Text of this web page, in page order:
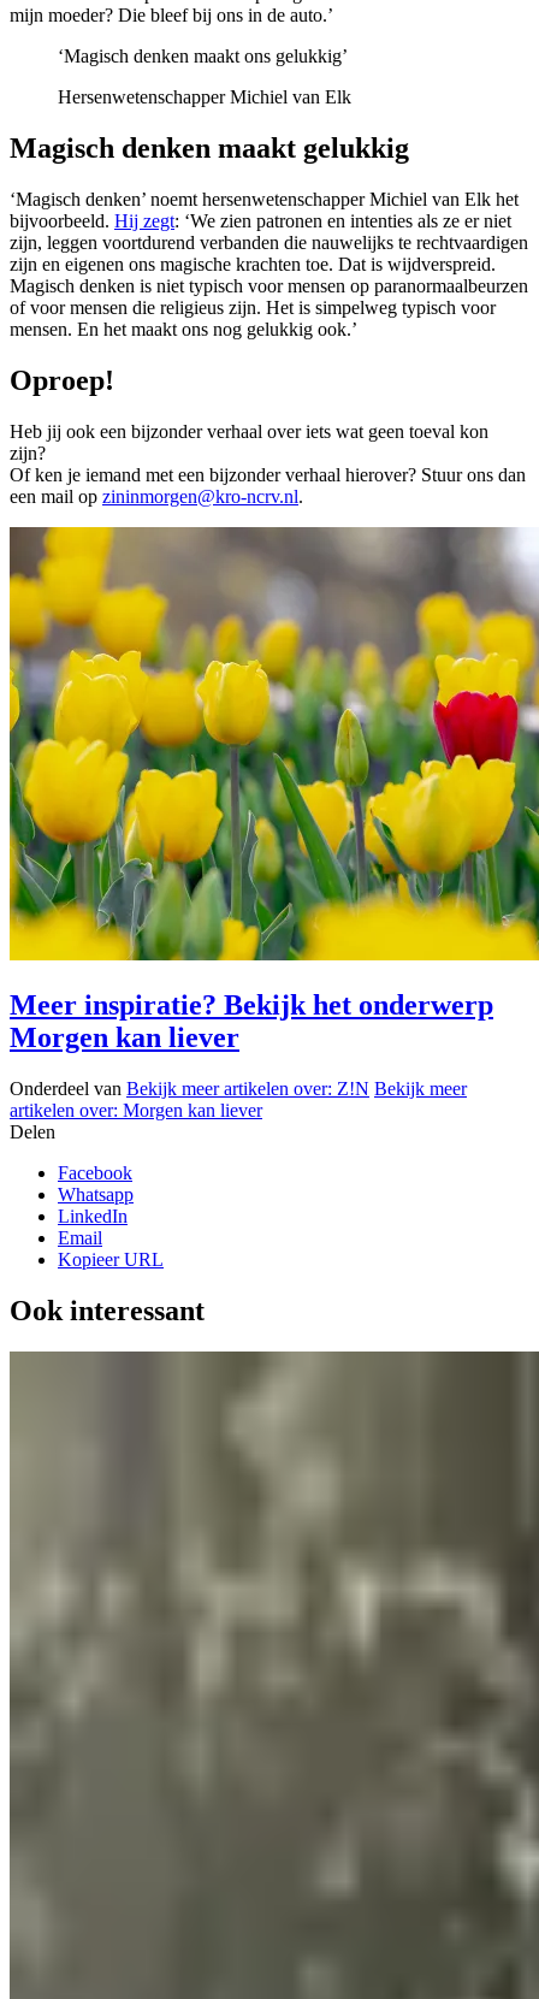
mijn moeder? Die bleef bij ons in de auto.’
‘Magisch denken maakt ons gelukkig’
Hersenwetenschapper Michiel van Elk
Magisch denken maakt gelukkig
‘Magisch denken’ noemt hersenwetenschapper Michiel van Elk het
bijvoorbeeld. Hij zegt: ‘We zien patronen en intenties als ze er niet
zijn, leggen voortdurend verbanden die nauwelijks te rechtvaardigen
zijn en eigenen ons magische krachten toe. Dat is wijdverspreid.
Magisch denken is niet typisch voor mensen op paranormaalbeurzen
of voor mensen die religieus zijn. Het is simpelweg typisch voor
mensen. En het maakt ons nog gelukkig ook.’
Oproep!
Heb jij ook een bijzonder verhaal over iets wat geen toeval kon
zijn?
Of ken je iemand met een bijzonder verhaal hierover? Stuur ons dan
een mail op zininmorgen@kro-ncrv.nl.
Meer inspiratie? Bekijk het onderwerp
Morgen kan liever
Onderdeel van Bekijk meer artikelen over: Z!N Bekijk meer
artikelen over: Morgen kan liever
Delen
Facebook
Whatsapp
LinkedIn
Email
Kopieer URL
Ook interessant